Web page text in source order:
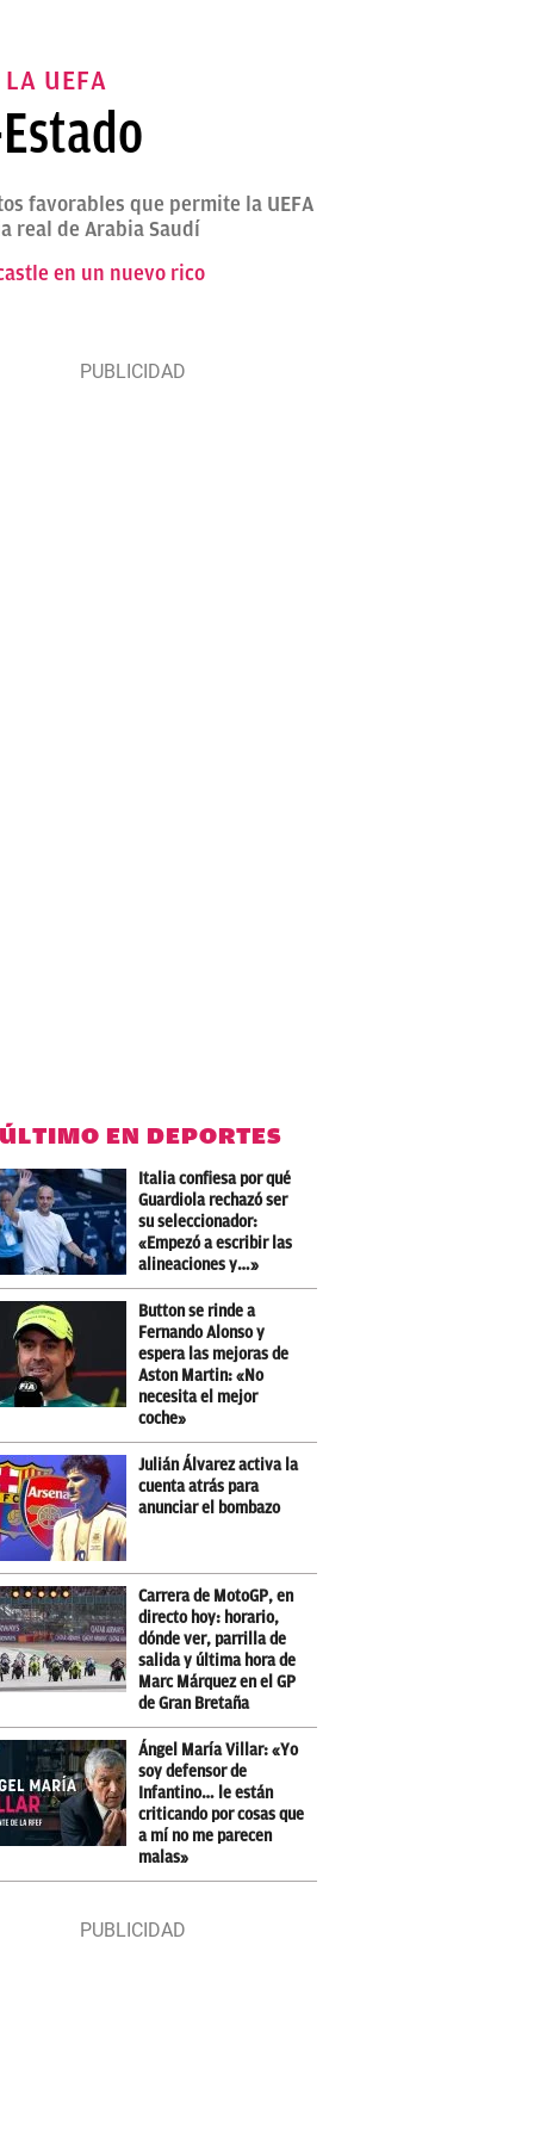
UEFA
favorables que permite la UEFA
real de Arabia Saudí
en un nuevo rico
EN DEPORTES
Italia confiesa por qué
Guardiola rechazó ser
su seleccionador:
«Empezó a escribir las
alineaciones y…»
Button se rinde a
Fernando Alonso y
espera las mejoras de
Aston Martin: «No
necesita el mejor
coche»
Julián Álvarez activa la
cuenta atrás para
anunciar el bombazo
Carrera de MotoGP, en
directo hoy: horario,
dónde ver, parrilla de
salida y última hora de
Marc Márquez en el GP
de Gran Bretaña
Ángel María Villar: «Yo
soy defensor de
Infantino… le están
criticando por cosas que
a mí no me parecen
malas»